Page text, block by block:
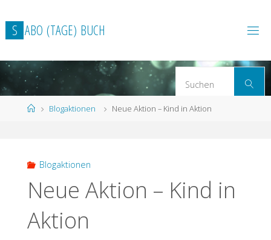
Inhalt
springen
S ABO (TAGE) BUCH
Suchen
StartBlogaktionen Neue Aktion – Kind in Aktion
Blogaktionen
Neue Aktion – Kind in
Aktion